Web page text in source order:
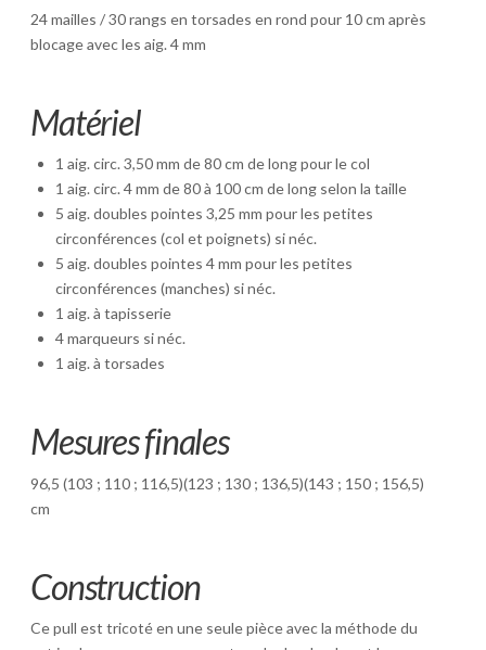
24 mailles / 30 rangs en torsades en rond pour 10 cm après
blocage avec les aig. 4 mm
Matériel
1 aig. circ. 3,50 mm de 80 cm de long pour le col
1 aig. circ. 4 mm de 80 à 100 cm de long selon la taille
5 aig. doubles pointes 3,25 mm pour les petites
circonférences (col et poignets) si néc.
5 aig. doubles pointes 4 mm pour les petites
circonférences (manches) si néc.
1 aig. à tapisserie
4 marqueurs si néc.
1 aig. à torsades
Mesures finales
96,5 (103 ; 110 ; 116,5)(123 ; 130 ; 136,5)(143 ; 150 ; 156,5)
cm
Construction
Ce pull est tricoté en une seule pièce avec la méthode du